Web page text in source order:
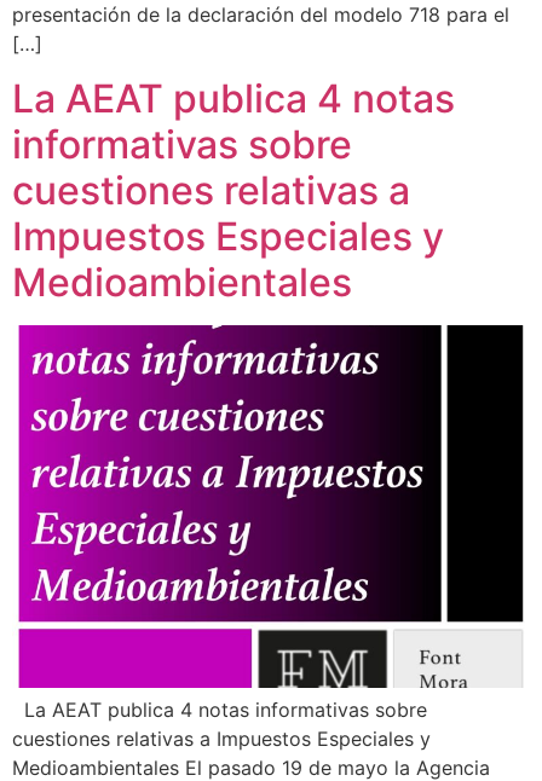
presentación de la declaración del modelo 718 para el
[…]
La AEAT publica 4 notas
informativas sobre
cuestiones relativas a
Impuestos Especiales y
Medioambientales
La AEAT publica 4 notas informativas sobre
cuestiones relativas a Impuestos Especiales y
Medioambientales El pasado 19 de mayo la Agencia